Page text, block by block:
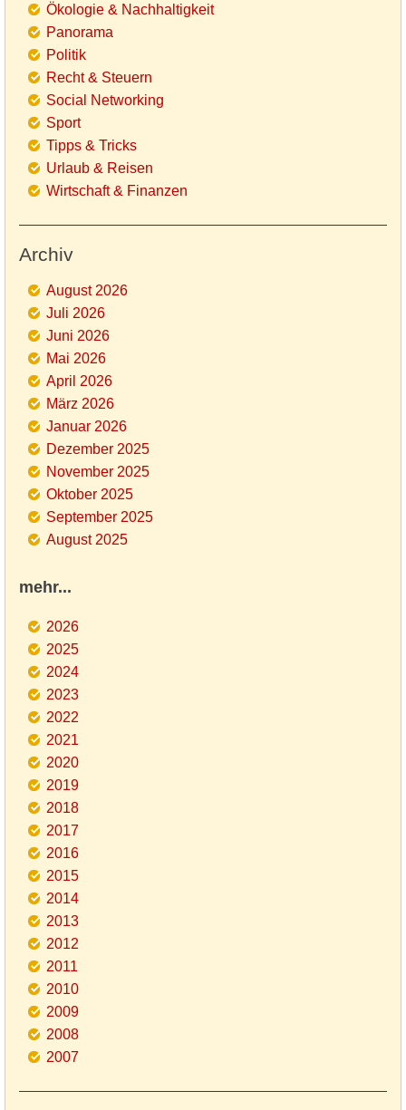
Ökologie & Nachhaltigkeit
Panorama
Politik
Recht & Steuern
Social Networking
Sport
Tipps & Tricks
Urlaub & Reisen
Wirtschaft & Finanzen
Archiv
August 2026
Juli 2026
Juni 2026
Mai 2026
April 2026
März 2026
Januar 2026
Dezember 2025
November 2025
Oktober 2025
September 2025
August 2025
mehr...
2026
2025
2024
2023
2022
2021
2020
2019
2018
2017
2016
2015
2014
2013
2012
2011
2010
2009
2008
2007